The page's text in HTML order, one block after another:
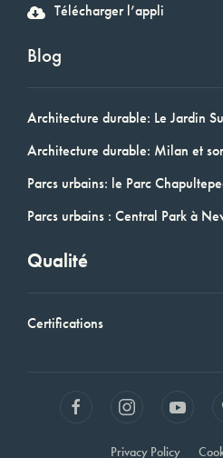
Télécharger l’appli
Blog
Architecture durable: Le Jardin
Architecture durable: Milan et
Parcs urbains: le Parc
Parcs urbains : Central Park à
Qualité
Certifications
Privacy Policy